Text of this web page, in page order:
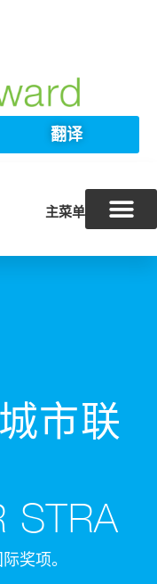
翻译
主菜单
市联
STRA
奖项。